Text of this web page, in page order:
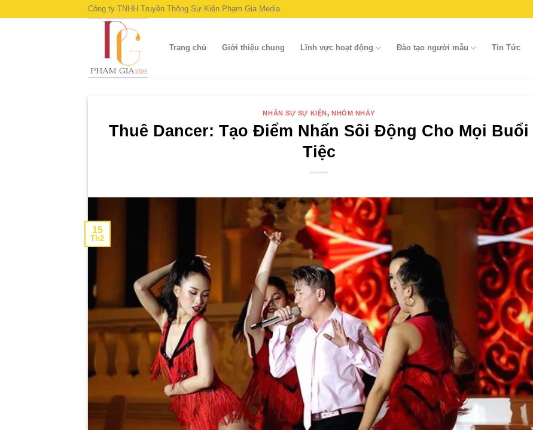
Công ty TNHH Truyền Thông Sự Kiện Phạm Gia Media
Trang chủ Giới thiệu chung Lĩnh vực hoạt động Đào tạo người mẫu Tin Tức
NHÂN SỰ SỰ KIỆN, NHÓM NHẢY
Thuê Dancer: Tạo Điểm Nhấn Sôi Động Cho Mọi Buổi
Tiệc
15
Th2